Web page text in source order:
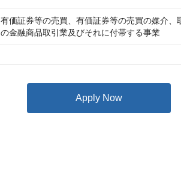
有価証券等の売買、有価証券等の売買の媒介
の金融商品取引業及びそれに付帯する事業
Apply Now